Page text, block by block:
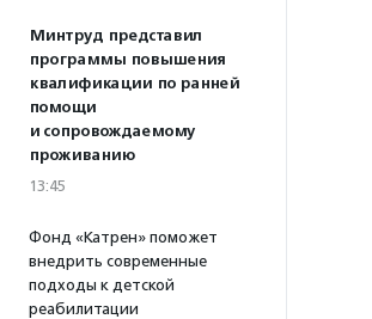
Минтруд представил
программы повышения
квалификации по ранней
помощи
и сопровождаемому
проживанию
13:45
Фонд «Катрен» поможет
внедрить современные
подходы к детской
реабилитации